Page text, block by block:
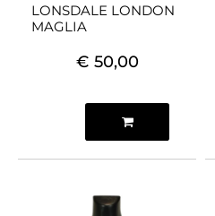
LONSDALE LONDON
MAGLIA
€ 50,00